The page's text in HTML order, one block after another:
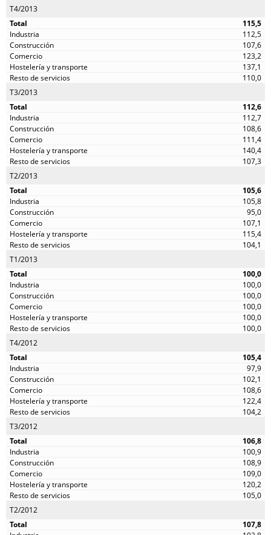
T4/2013
115,5
112,5
107,6
123,2
137,1
110,0
T3/2013
112,6
112,7
108,6
111,4
140,4
107,3
T2/2013
105,6
105,8
95,0
107,1
115,4
104,1
T1/2013
100,0
100,0
100,0
100,0
100,0
100,0
T4/2012
105,4
97,9
102,1
108,6
122,4
104,2
T3/2012
106,8
100,9
108,9
109,0
120,2
105,0
T2/2012
107,8